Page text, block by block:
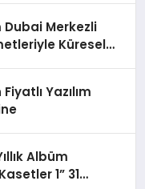
Merkezli
Küresel
Yazılım
Albüm
1” 31